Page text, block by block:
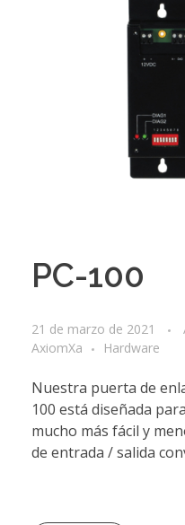
PC-100
21 de marzo de 2021
AxiomXa
Hardware
Nuestra puerta de
100 está diseñada
mucho más fácil y
de entrada / salida